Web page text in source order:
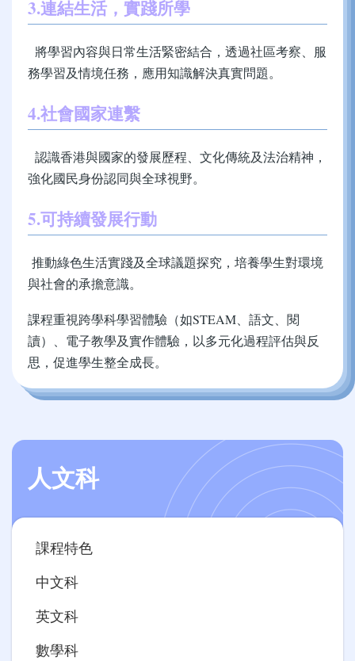
3.連結生活，實踐所學
將學習內容與日常生活緊密結合，透過社區考察、服
務學習及情境任務，應用知識解決真實問題。
4.社會國家連繫
認識香港與國家的發展歷程、文化傳統及法治精神，
強化國民身份認同與全球視野。
5.可持續發展行動
推動綠色生活實踐及全球議題探究，培養學生對環境
與社會的承擔意識。
課程重視跨學科學習體驗（如STEAM 、語文、閱
讀）、電子教學及實作體驗，以多元化過程評估與反
思，促進學生整全成長。
人文科
Main
navigation
課程特色
中文科
英文科
數學科